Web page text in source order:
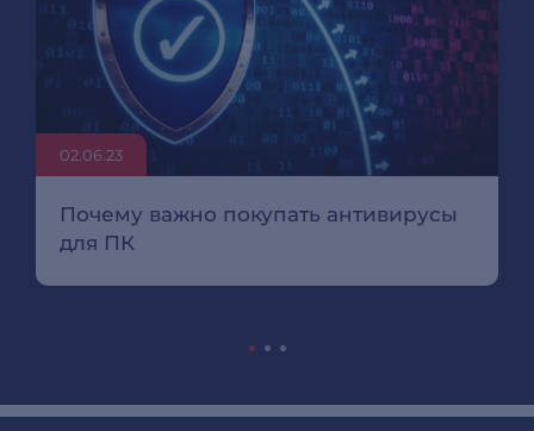
02.06.23
Почему важно покупать антивирусы
для ПК